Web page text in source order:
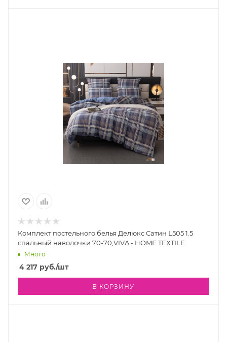
Комплект постельного белья Делюкс Сатин L505 1.5
спальный наволочки 70-70,VIVA - HOME TEXTILE
Много
4 217 руб./шт
В КОРЗИНУ